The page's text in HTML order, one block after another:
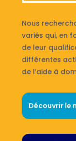
Nous
variés qui, en
de leur
différentes
de l’aide à
Découvrir le